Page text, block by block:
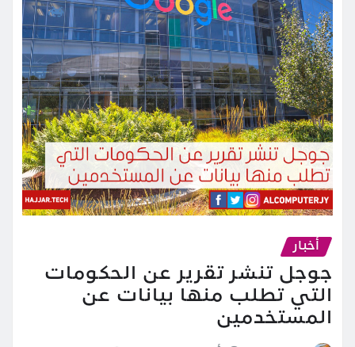
أخبار
جوجل تنشر تقرير عن الحكومات
التي تطلب منها بيانات عن
المستخدمين